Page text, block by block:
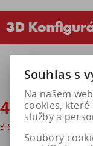
4 374 Kč
3 615 Kč bez DPH
Souhlas s
Na našem
cookies,
služby a
Soubory